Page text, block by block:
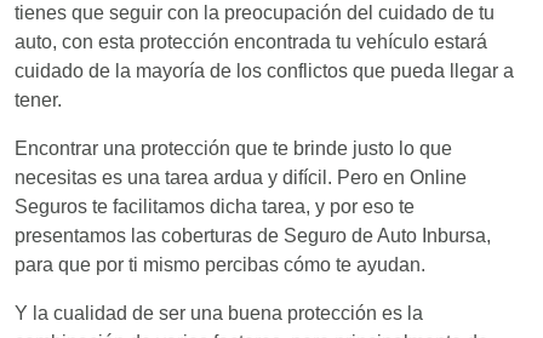
tienes que seguir con la preocupación del cuidado de tu
auto, con esta protección encontrada tu vehículo estará
cuidado de la mayoría de los conflictos que pueda llegar a
tener.
Encontrar una protección que te brinde justo lo que
necesitas es una tarea ardua y difícil. Pero en Online
Seguros te facilitamos dicha tarea, y por eso te
presentamos las coberturas de Seguro de Auto Inbursa,
para que por ti mismo percibas cómo te ayudan.
Y la cualidad de ser una buena protección es la